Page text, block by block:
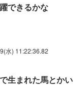
できるかな
水) 11:22:36.82
生まれた馬とかい